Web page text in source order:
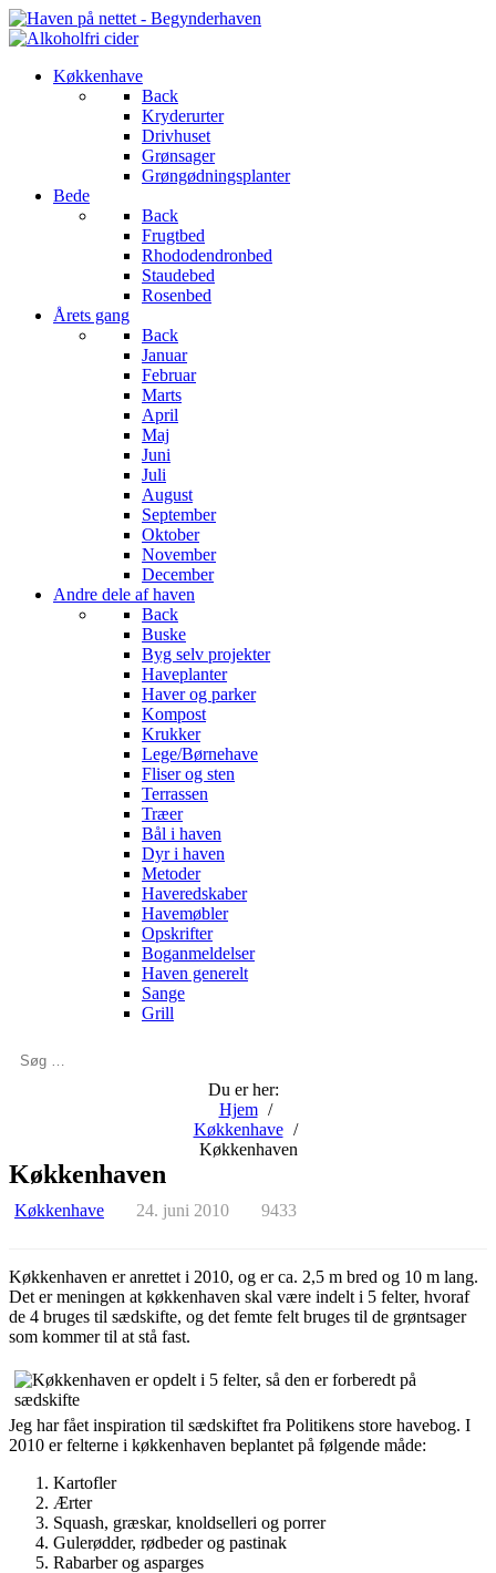
Køkkenhave
Back
Kryderurter
Drivhuset
Grønsager
Grøngødningsplanter
Bede
Back
Frugtbed
Rhododendronbed
Staudebed
Rosenbed
Årets gang
Back
Januar
Februar
Marts
April
Maj
Juni
Juli
August
September
Oktober
November
December
Andre dele af haven
Back
Buske
Byg selv projekter
Haveplanter
Haver og parker
Kompost
Krukker
Lege/Børnehave
Fliser og sten
Terrassen
Træer
Bål i haven
Dyr i haven
Metoder
Haveredskaber
Havemøbler
Opskrifter
Boganmeldelser
Haven generelt
Sange
Grill
Søg
…
Du er her:
Hjem
Køkkenhave
Køkkenhaven
Køkkenhaven
Køkkenhave 24. juni 2010 9433
Køkkenhaven er anrettet i 2010, og er ca. 2,5 m bred og 10 m lang.
Det er meningen at køkkenhaven skal være indelt i 5 felter, hvoraf
de 4 bruges til sædskifte, og det femte felt bruges til de grøntsager
som kommer til at stå fast.
Jeg har fået inspiration til sædskiftet fra Politikens store havebog. I
2010 er felterne i køkkenhaven beplantet på følgende måde:
Kartofler
Ærter
Squash, græskar, knoldselleri og porrer
Gulerødder, rødbeder og pastinak
Rabarber og asparges